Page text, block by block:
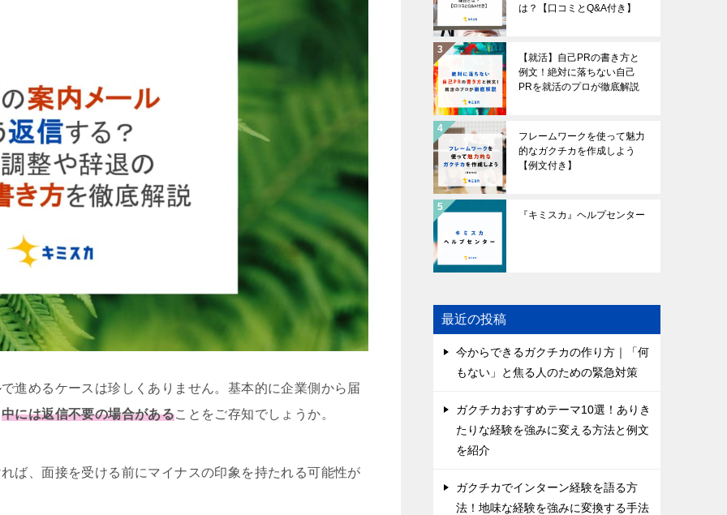
進めるケースは珍しくありません。基本的に企業側から届
中には返信不要の場合があることをご存知でしょうか。
ば、面接を受ける前にマイナスの印象を持たれる可能性が
は？【口コミとQ&A付き】
【就活】自己PRの書き方と
例文！絶対に落ちない自己
PRを就活のプロが徹底解説
フレームワークを使って魅力
的なガクチカを作成しよう
【例文付き】
『キミスカ』ヘルプセンター
最近の投稿
今からできるガクチカの作り方｜「何
もない」と焦る人のための緊急対策
ガクチカおすすめテーマ10選！ありき
たりな経験を強みに変える方法と例文
を紹介
ガクチカでインターン経験を語る方
法！地味な経験を強みに変換する手法